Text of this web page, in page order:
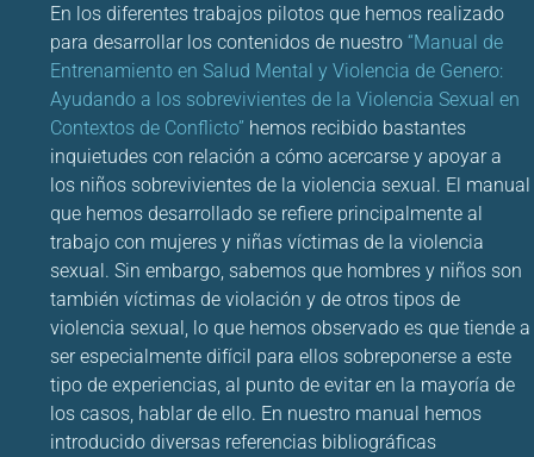
En los diferentes trabajos pilotos que hemos realizado
para desarrollar los contenidos de nuestro “Manual de
Entrenamiento en Salud Mental y Violencia de Genero:
Ayudando a los sobrevivientes de la Violencia Sexual en
Contextos de Conflicto” hemos recibido bastantes
inquietudes con relación a cómo acercarse y apoyar a
los niños sobrevivientes de la violencia sexual. El manual
que hemos desarrollado se refiere principalmente al
trabajo con mujeres y niñas víctimas de la violencia
sexual. Sin embargo, sabemos que hombres y niños son
también víctimas de violación y de otros tipos de
violencia sexual, lo que hemos observado es que tiende a
ser especialmente difícil para ellos sobreponerse a este
tipo de experiencias, al punto de evitar en la mayoría de
los casos, hablar de ello. En nuestro manual hemos
introducido diversas referencias bibliográficas